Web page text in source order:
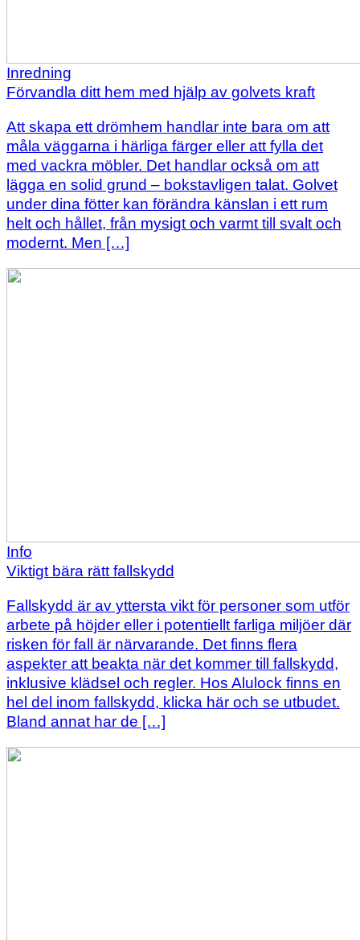
Inredning
Förvandla ditt hem med hjälp av golvets kraft
Att skapa ett drömhem handlar inte bara om att
måla väggarna i härliga färger eller att fylla det
med vackra möbler. Det handlar också om att
lägga en solid grund – bokstavligen talat. Golvet
under dina fötter kan förändra känslan i ett rum
helt och hållet, från mysigt och varmt till svalt och
modernt. Men […]
Info
Viktigt bära rätt fallskydd
Fallskydd är av yttersta vikt för personer som utför
arbete på höjder eller i potentiellt farliga miljöer där
risken för fall är närvarande. Det finns flera
aspekter att beakta när det kommer till fallskydd,
inklusive klädsel och regler. Hos Alulock finns en
hel del inom fallskydd, klicka här och se utbudet.
Bland annat har de […]